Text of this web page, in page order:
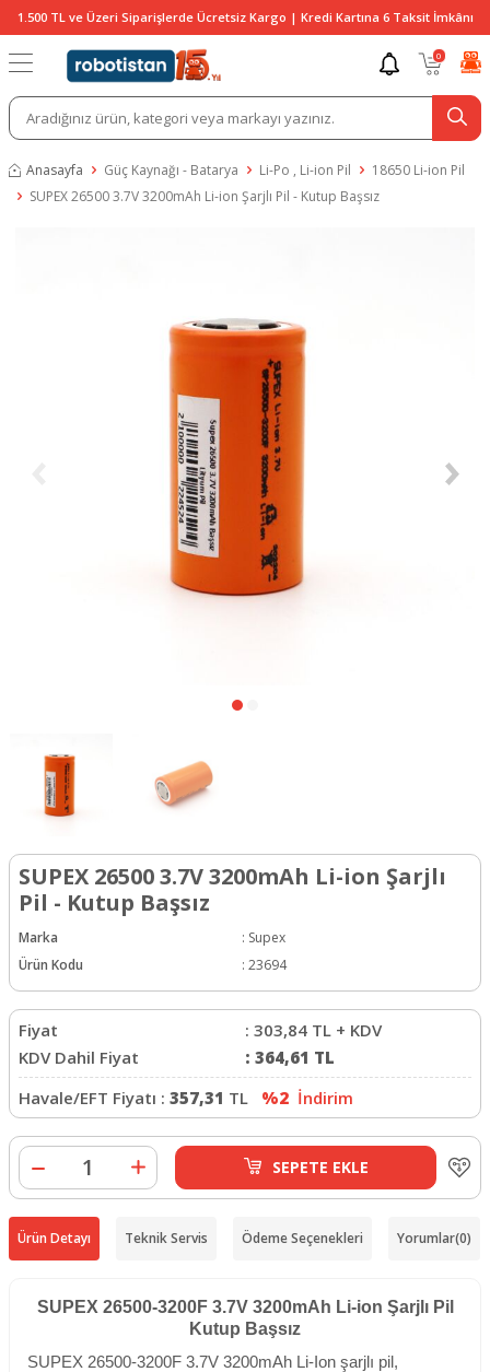
1.500 TL ve Üzeri Siparişlerde Ücretsiz Kargo | Kredi Kartına 6 Taksit İmkânı
0
Anasayfa Güç Kaynağı - Batarya Li-Po , Li-ion Pil
18650 Li-ion Pil
SUPEX 26500 3.7V 3200mAh Li-ion Şarjlı Pil - Kutup Başsız
SUPEX 26500 3.7V 3200mAh Li-ion Şarjlı
Pil - Kutup Başsız
Marka : Supex
Ürün Kodu
: 23694
Fiyat : 303,84 TL + KDV
KDV Dahil Fiyat
: 364,61 TL
Havale/EFT Fiyatı : 357,31 TL %2 İndirim
SEPETE EKLE
Ürün Detayı Teknik Servis Ödeme Seçenekleri Yorumlar(0)
SUPEX 26500-3200F 3.7V 3200mAh Li-ion Şarjlı Pil
Kutup Başsız
SUPEX 26500-3200F 3.7V 3200mAh Li-Ion şarjlı pil,